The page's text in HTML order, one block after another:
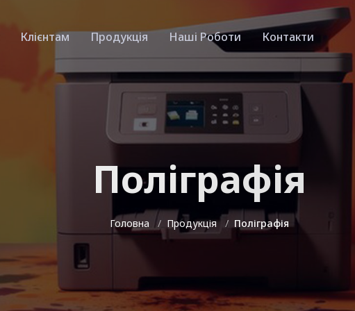
Клієнтам Продукція Наші Роботи Контакти
Поліграфія
Головна Продукція Поліграфія